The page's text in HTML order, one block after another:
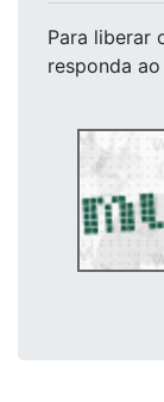
Para liberar
responda